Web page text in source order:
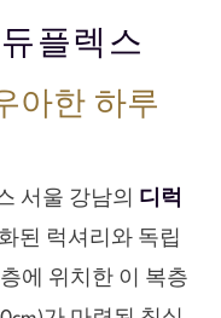
플렉스
아한 하루
서울 강남의 디럭
된 럭셔리와 독립
에 위치한 이 복층